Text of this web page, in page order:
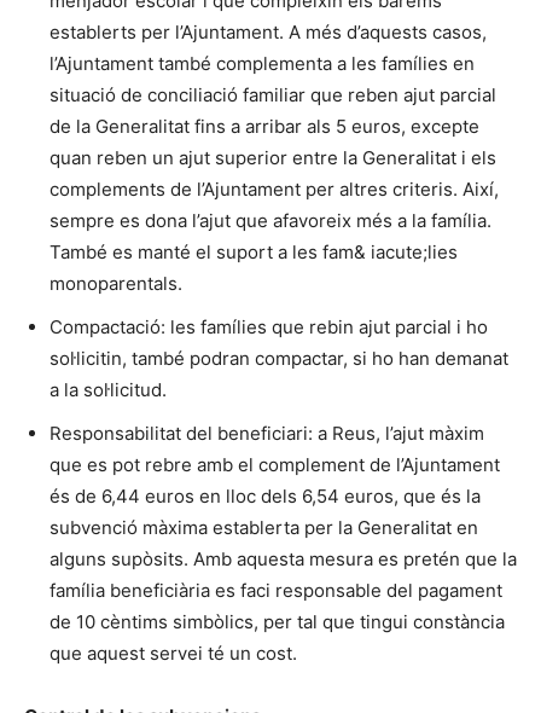
establerts per l’Ajuntament. A més d’aquests casos,
l’Ajuntament també complementa a les famílies en
situació de conciliació familiar que reben ajut parcial
de la Generalitat fins a arribar als 5 euros, excepte
quan reben un ajut superior entre la Generalitat i els
complements de l’Ajuntament per altres criteris. Així,
sempre es dona l’ajut que afavoreix més a la família.
També es manté el suport a les fam& iacute;lies
monoparentals.
Compactació: les famílies que rebin ajut parcial i ho
sol·licitin, també podran compactar, si ho han demanat
a la sol·licitud.
Responsabilitat del beneficiari: a Reus, l’ajut màxim
que es pot rebre amb el complement de l’Ajuntament
és de 6,44 euros en lloc dels 6,54 euros, que és la
subvenció màxima establerta per la Generalitat en
alguns supòsits. Amb aquesta mesura es pretén que la
família beneficiària es faci responsable del pagament
de 10 cèntims simbòlics, per tal que tingui constància
que aquest servei té un cost.